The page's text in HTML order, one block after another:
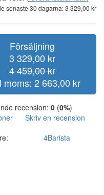
senaste 30 dagarna: 3 329,00 kr
Försäljning
3 329,00 kr
4 459,00 kr
moms: 2 663,00 kr
recension: 0 (0%)
Skriv en recension
4Barista